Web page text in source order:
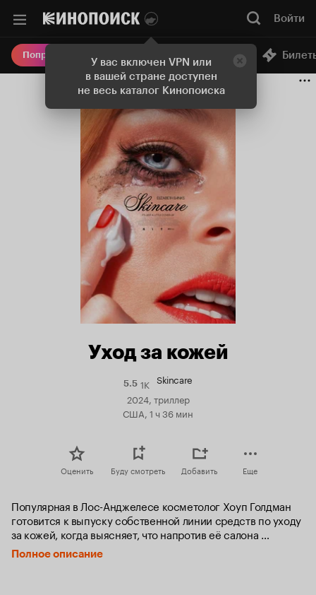
У вас включен VPN или
в вашей стране доступен
не весь каталог Кинопоиска
Войти
Попробовать Плюс Онлайн-кинотеатр
Уход за кожей
5.5Рейтинг
Кинопоиска
1K Skincare
2024, триллер
США, 1 ч 36 мин
Оценить Буду смотреть Добавить Еще
Популярная в Лос-Анджелесе косметолог Хоуп Голдман
готовится к выпуску собственной линии средств по уходу
за кожей, когда выясняет, что напротив её салона
помещение арендовал конкурент Энджел. На следующий
день почту Хоуп взламывают и рассылают всем её
Полное описание